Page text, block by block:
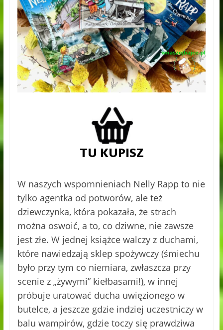
W naszych wspomnieniach Nelly Rapp to nie
tylko agentka od potworów, ale też
dziewczynka, która pokazała, że strach
można oswoić, a to, co dziwne, nie zawsze
jest złe. W jednej książce walczy z duchami,
które nawiedzają sklep spożywczy (śmiechu
było przy tym co niemiara, zwłaszcza przy
scenie z „żywymi” kiełbasami!), w innej
próbuje uratować ducha uwięzionego w
butelce, a jeszcze gdzie indziej uczestniczy w
balu wampirów, gdzie toczy się prawdziwa